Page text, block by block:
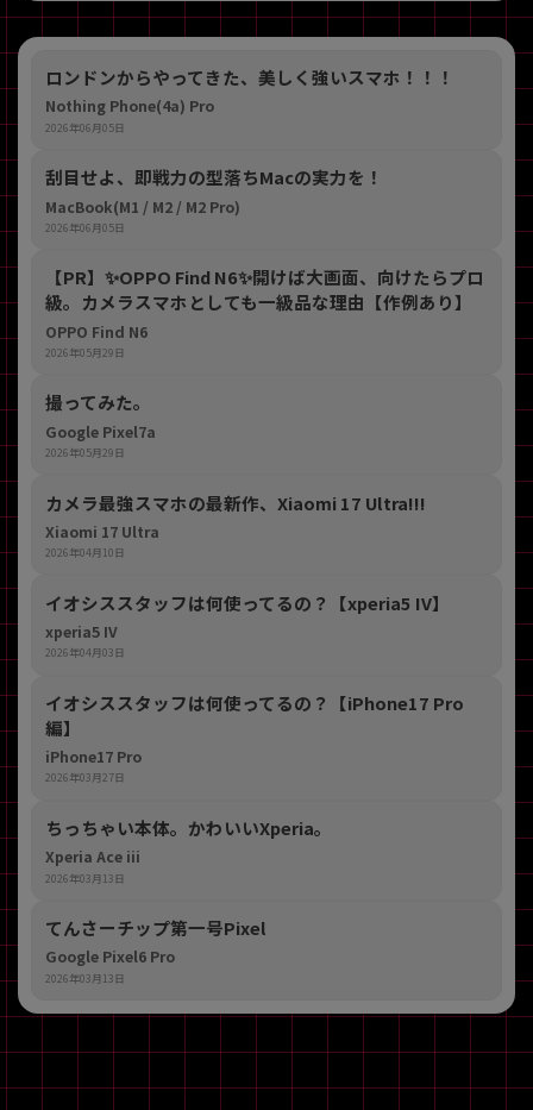
ロンドンからやってきた、美しく強いスマホ！！！
Nothing Phone(4a) Pro
2026年06月05日
刮目せよ、即戦力の型落ちMacの実力を！
MacBook(M1 / M2 / M2 Pro)
2026年06月05日
【PR】​✨OPPO Find N6✨開けば大画面、向けたらプロ
級。カメラスマホとしても一級品な理由【作例あり】
OPPO Find N6
2026年05月29日
撮ってみた。
Google Pixel7a
2026年05月29日
カメラ最強スマホの最新作、Xiaomi 17 Ultra!!!
Xiaomi 17 Ultra
2026年04月10日
イオシススタッフは何使ってるの？【xperia5 IV】
xperia5 IV
2026年04月03日
イオシススタッフは何使ってるの？【iPhone17 Pro
編】
iPhone17 Pro
2026年03月27日
ちっちゃい本体。かわいいXperia。
Xperia Ace iii
2026年03月13日
てんさーチップ第一号Pixel
Google Pixel6 Pro
2026年03月13日